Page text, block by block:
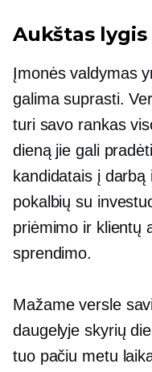
Aukštas lygis
Įmonės valdymas
galima suprasti.
turi savo rankas
dieną jie gali
kandidatais į
pokalbių su
priėmimo ir klientų
sprendimo.
Mažame versle
daugelyje skyrių
tuo pačiu metu